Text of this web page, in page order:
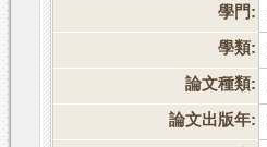
學門:
學類:
論文種類:
論文出版年: